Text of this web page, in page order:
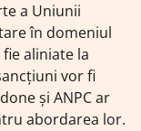
a Uniunii
în domeniul
aliniate la
vor fi
și ANPC ar
abordarea lor.